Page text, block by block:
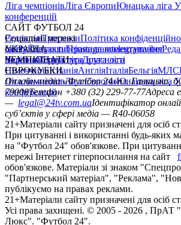
Ліга чемпіонівЛіга ЄвропиЮнацька ліга
конференцій
САЙТ ФУТБОЛ 24
РедакціяПрогнозиПолітика
сайтуКонтактиПравила коментування
політикаСтруктура власності
Соціальні мережі
facebookxyoutubeinstagramtelegramviber
УКРАЇНА
УкраїнаПерша лігаДруга ліга
ЧЕМПІОНАТИ
НімеччинаІспаніяАнгліяІталіяБельгіяМЛС
ЄВРОКУБКИ
Ліга чемпіонівЛіга ЄвропиЮнацька ліга
конференцій
Онлайн-медіа «Футбол 24»пл. Галицька,
79008Телефон +380 (32) 229-77-77Адреса
— legal@24tv.com.uaІдентифікатор
суб’єктів у сфері медіа — R40-06058
21+Матеріали сайту призначені для осіб
При цитуванні і використанні будь-яких
на "Футбол 24" обов'язкове. При
мережі Інтернет гіперпосилання на сайт
обов'язкове. Матеріали зі знаком
"Партнерський матеріал", "Реклама",
публікуємо на правах реклами.
21+Матеріали сайту призначені для осіб
Усi права захищенi. © 2005 - 2026 , ПрАТ
Люкс". "Футбол 24".